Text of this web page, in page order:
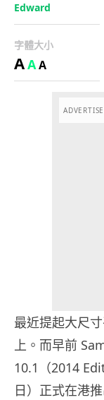
Edward
字體大小
AAA
最近提起大尺
上。而早前
10.1（2014
日）正式在港